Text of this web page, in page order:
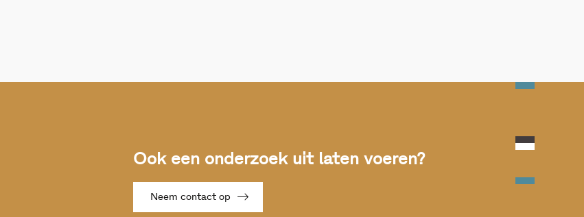
Ook een onderzoek uit laten voeren?
Neem contact op